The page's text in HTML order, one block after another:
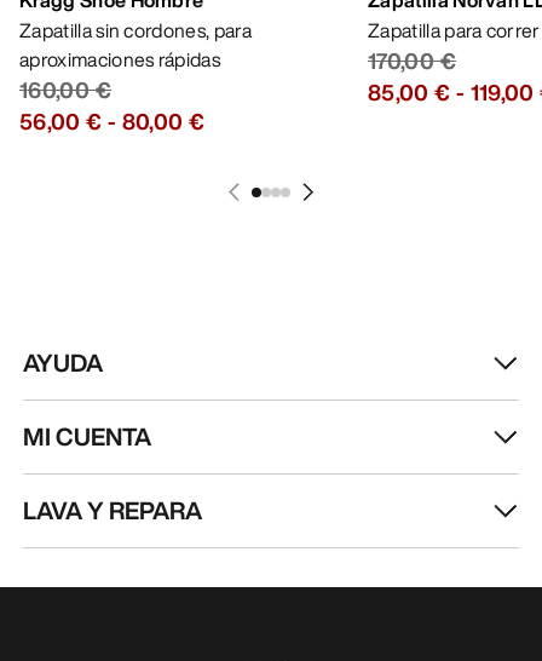
Zapatilla sin cordones, para
aproximaciones rápidas
160,00 €
56,00 €- 80,00 €
Zapatilla para
170,00 €
85,00 €-
AYUDA
MI CUENTA
LAVA Y REPARA